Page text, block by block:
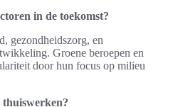
in de toekomst?
gezondheidszorg, en
Groene beroepen en
door hun focus op milieu